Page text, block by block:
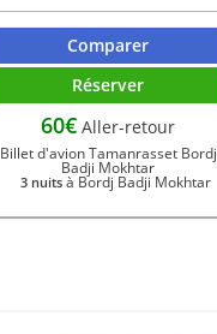
Comparer
Réserver
60€ Aller-retour
Billet d'avion Tamanrasset Bordj
Badji Mokhtar
3 nuitsà Bordj Badji Mokhtar